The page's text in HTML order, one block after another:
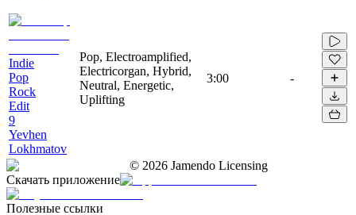
Indie
Pop
Rock
Edit
9
Yevhen
Lokhmatov
Pop, Electroamplified,
Electricorgan, Hybrid,
Neutral, Energetic,
Uplifting
3:00 -
© 2026 Jamendo Licensing
Скачать приложение
Полезные ссылки